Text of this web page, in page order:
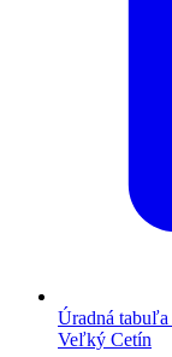
Úradná tabuľa
Veľký Cetín